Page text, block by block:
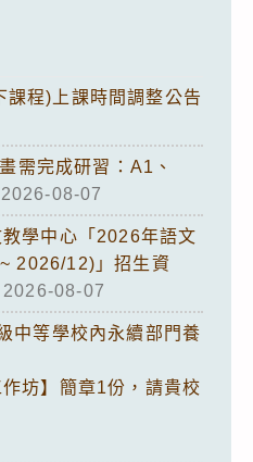
程)上課時間調整公告
需完成研習：A1、
2026-08-07
學中心「2026年語文
2026/12)」招生資
2026-08-07
中等學校內永續部門養
坊】簡章1份，請貴校